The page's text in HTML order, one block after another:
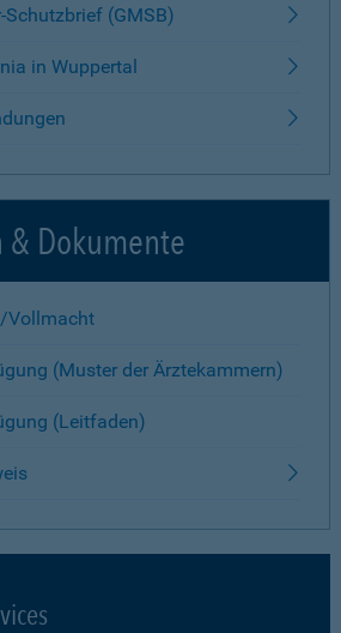
(GMSB)
in Wuppertal
Dokumente
Vollmacht
(Muster der Ärztekammern)
(Leitfaden)